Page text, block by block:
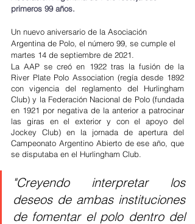
primeros 99 años.
Un nuevo aniversario de la Asociación
Argentina de Polo, el número 99, se cumple el
martes 14 de septiembre de 2021.
La AAP se creó en 1922 tras la fusión de la
River Plate Polo Association (regía desde 1892
con vigencia del reglamento del Hurlingham
Club) y la Federación Nacional de Polo (fundada
en 1921 por negativa de la anterior a patrocinar
las giras en el exterior y con el apoyo del
Jockey Club) en la jornada de apertura del
Campeonato Argentino Abierto de ese año, que
se disputaba en el Hurlingham Club.
"Creyendo interpretar los
deseos de ambas instituciones
de fomentar el polo dentro del